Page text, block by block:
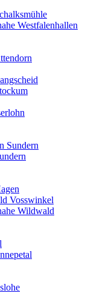
Westfalenhallen
Sundern
Vosswinkel
Wildwald